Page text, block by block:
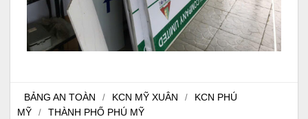
BẢNG AN TOÀN / KCN MỸ XUÂN /
KCN PHÚ
MỸ
/ THÀNH PHỐ PHÚ MỸ